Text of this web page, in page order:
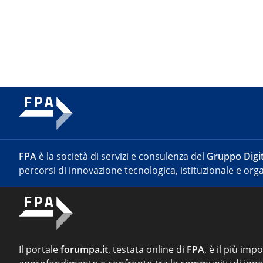
FPA è la società di servizi e consulenza del Gruppo
percorsi di innovazione tecnologica, istituzionale e
Il portaleforumpa.it, testata online di FPA, è il più